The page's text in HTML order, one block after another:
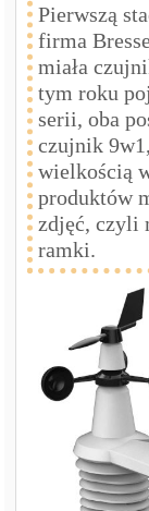
Pierwszą
firma
miała
tym roku
serii, oba
czujnik
wielkością
produktów
zdjęć, czyli
ramki.